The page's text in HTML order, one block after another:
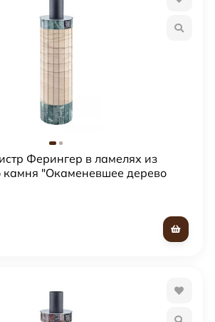
Ферингер в ламелях из
камня "Окаменевшее дерево